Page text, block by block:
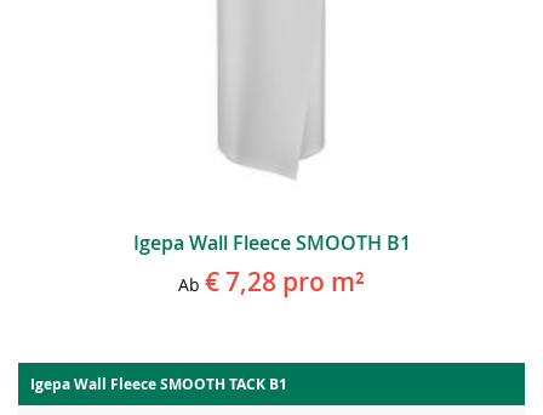
Igepa Wall Fleece SMOOTH B1
Ab € 7,28 pro m²
Igepa Wall Fleece SMOOTH TACK B1